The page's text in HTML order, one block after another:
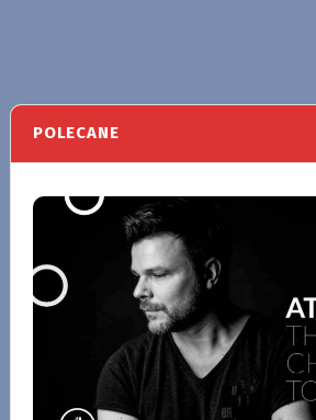
POLECANE